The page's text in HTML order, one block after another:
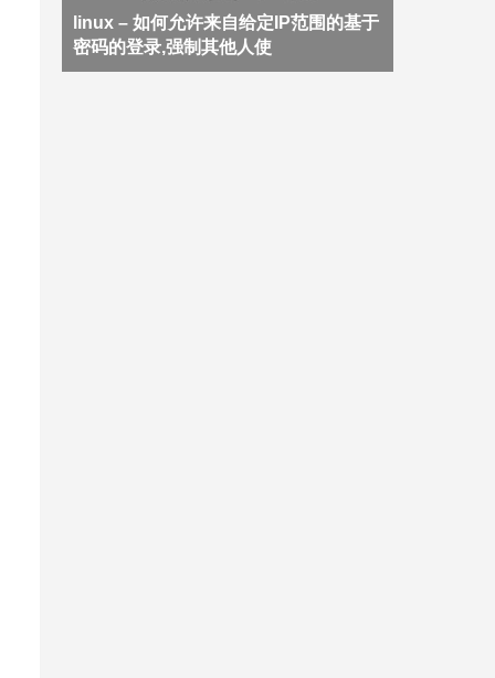
linux – 如何允许来自给定IP范围的基于
密码的登录,强制其他人使